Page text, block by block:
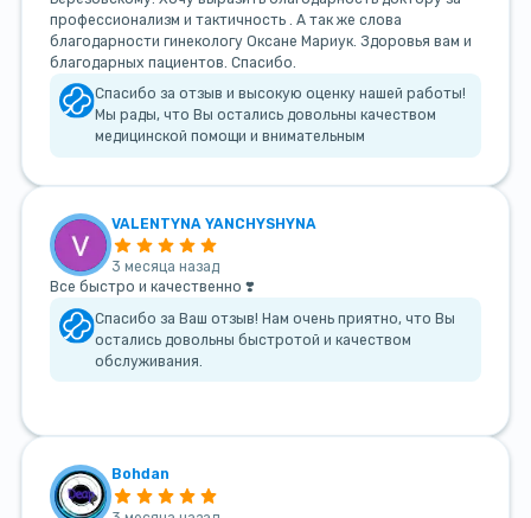
профессионализм и тактичность . А так же слова
благодарности гинекологу Оксане Мариук. Здоровья вам и
благодарных пациентов. Спасибо.
Спасибо за отзыв и высокую оценку нашей работы!
Мы рады, что Вы остались довольны качеством
медицинской помощи и внимательным
VALENTYNA YANCHYSHYNA
3 месяца назад
Все быстро и качественно ❣️
Спасибо за Ваш отзыв! Нам очень приятно, что Вы
остались довольны быстротой и качеством
обслуживания.
Bohdan